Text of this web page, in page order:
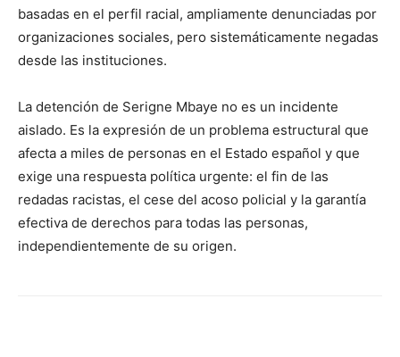
basadas en el perfil racial, ampliamente denunciadas por
organizaciones sociales, pero sistemáticamente negadas
desde las instituciones.
La detención de Serigne Mbaye no es un incidente
aislado. Es la expresión de un problema estructural que
afecta a miles de personas en el Estado español y que
exige una respuesta política urgente: el fin de las
redadas racistas, el cese del acoso policial y la garantía
efectiva de derechos para todas las personas,
independientemente de su origen.